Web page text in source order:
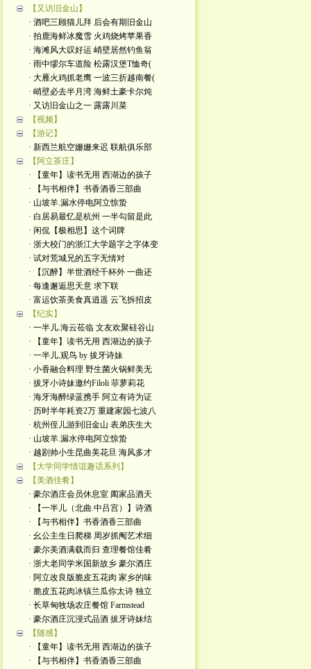
【又访旧金山】
· 酒吧三顾猫儿拜 后会有期旧金山
· 拍鹿海鲜冰魔雪 火鸡烧烤苹果香
· 海滩风大叹好运 峭壁居然钓鱼翁
· 雨中缪尔车道险 松露汉堡T恤奇(
· 大雁火鸡抓老鹰 一波三折越南餐(
· 峭壁必去半月湾 海鲜土豪卡尔炖
· 又访旧金山之一 露露川菜
【视频】
【游记】
· 新西兰航空姗姗来迟 联航俱乐部
【阿立茶庄】
· 【童年】读书无用 西湖边的孩子
· 【与书相伴】书香酒香三部曲
· 山坡羊.漏水停电阿立惊蛰
· 白居易最忆是杭州 一半勾留是此
· 闲侃【极相思】这个词牌
· 浙大校门的浙江大学题字之字体变
· 试对荒城兄的五字无情对
· 【沉醉】半世酒经千杯外 一曲还
· 每逢邂逅思天意 求下联
· 富运饮茶美食真逍遥 云飞拆招皮
【纪实】
· 一半儿.海云莅临 文友欢聚硅谷山
· 【童年】读书无用 西湖边的孩子
· 一半儿.观鸟 by 拔牙诗妹
· 小香融合料理 野生菌火锅鲜美无
· 拔牙小诗妹邀约Filoli 菲萝莉花
· 海牙海醉绿蓝携手 阿立有诗为证
· 历时半年耗资2万 重建家园七波八
· 杭州侄儿游到旧金山 表弟庆生大
· 山坡羊.漏水停电阿立惊蛰
· 越剧帅小生昆曲美花旦 海风多才
【大学同学情谊趣话系列】
【美酒佳肴】
· 豪尔酒庄会员休息室 阖家品酒天
· 【一半儿（北曲.中吕宫）】诗酒
· 【与书相伴】书香酒香三部曲
· 幺公主生日爬梯 周岁抓阄艺术细
· 豪尔美酒满载而归 查理餐馆佳肴
· 浙大老同学米国新故乡 豪尔酒庄
· 阿立改良版脆皮五花肉 家乡的味
· 脆皮五花肉冰镇兰瓜你太诗 独立
· 长草甸牧场农庄餐馆 Farmstead
· 豪尔酒庄沉浸式品酒 拔牙诗妹结
【随感】
· 【童年】读书无用 西湖边的孩子
· 【与书相伴】书香酒香三部曲